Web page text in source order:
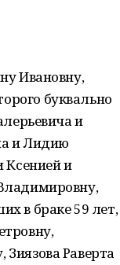
Ивановну,
буквально
и
и Лидию
Ксенией и
в браке 59 лет,
Раверта